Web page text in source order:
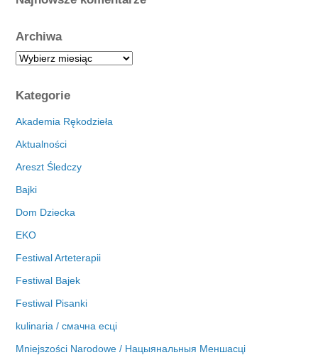
Archiwa
A
h
i
a
Kategorie
Akademia Rękodzieła
Aktualności
Areszt Śledczy
Bajki
Dom Dziecka
EKO
Festiwal Arteterapii
Festiwal Bajek
Festiwal Pisanki
kulinaria / смачна есці
Mniejszości Narodowe / Нацыянальныя Меншасці